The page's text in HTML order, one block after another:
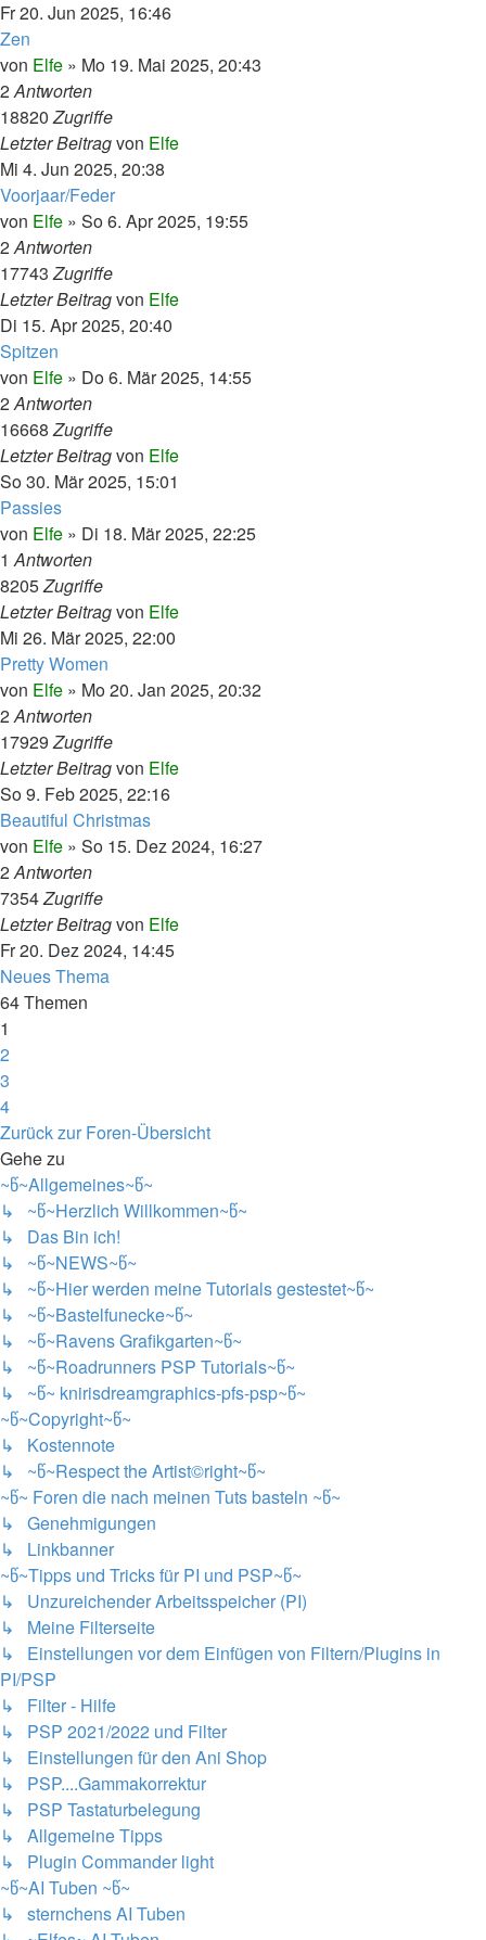
Fr 20. Jun 2025, 16:46
Zen
von Elfe » Mo 19. Mai 2025, 20:43
2Antworten
18820Zugriffe
Letzter Beitragvon Elfe
Mi 4. Jun 2025, 20:38
Voorjaar/Feder
von Elfe » So 6. Apr 2025, 19:55
2Antworten
17743Zugriffe
Letzter Beitragvon Elfe
Di 15. Apr 2025, 20:40
Spitzen
von Elfe » Do 6. Mär 2025, 14:55
2Antworten
16668Zugriffe
Letzter Beitragvon Elfe
So 30. Mär 2025, 15:01
Passies
von Elfe » Di 18. Mär 2025, 22:25
1Antworten
8205Zugriffe
Letzter Beitragvon Elfe
Mi 26. Mär 2025, 22:00
Pretty Women
von Elfe » Mo 20. Jan 2025, 20:32
2Antworten
17929Zugriffe
Letzter Beitragvon Elfe
So 9. Feb 2025, 22:16
Beautiful Christmas
von Elfe » So 15. Dez 2024, 16:27
2Antworten
7354Zugriffe
Letzter Beitragvon Elfe
Fr 20. Dez 2024, 14:45
Neues Thema
64 Themen
1
2
3
4
Nächste
Zurück zur Foren-Übersicht
Gehe zu
~წ~Allgemeines~წ~
↳ ~წ~Herzlich Willkommen~წ~
↳ Das Bin ich!
↳ ~წ~NEWS~წ~
↳ ~წ~Hier werden meine Tutorials gestestet~წ~
↳ ~წ~Bastelfunecke~წ~
↳ ~წ~Ravens Grafikgarten~წ~
↳ ~წ~Roadrunners PSP Tutorials~წ~
↳ ~წ~ knirisdreamgraphics-pfs-psp~წ~
~წ~Copyright~წ~
↳ Kostennote
↳ ~წ~Respect the Artist©right~წ~
~წ~ Foren die nach meinen Tuts basteln ~წ~
↳ Genehmigungen
↳ Linkbanner
~წ~Tipps und Tricks für PI und PSP~წ~
↳ Unzureichender Arbeitsspeicher (PI)
↳ Meine Filterseite
↳ Einstellungen vor dem Einfügen von Filtern/Plugins in
PI/PSP
↳ Filter - Hilfe
↳ PSP 2021/2022 und Filter
↳ Einstellungen für den Ani Shop
↳ PSP....Gammakorrektur
↳ PSP Tastaturbelegung
↳ Allgemeine Tipps
↳ Plugin Commander light
~წ~AI Tuben ~წ~
↳ sternchens AI Tuben